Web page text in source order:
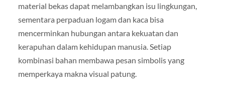
material bekas dapat melambangkan isu lingkungan,
sementara perpaduan logam dan kaca bisa
mencerminkan hubungan antara kekuatan dan
kerapuhan dalam kehidupan manusia. Setiap
kombinasi bahan membawa pesan simbolis yang
memperkaya makna visual patung.